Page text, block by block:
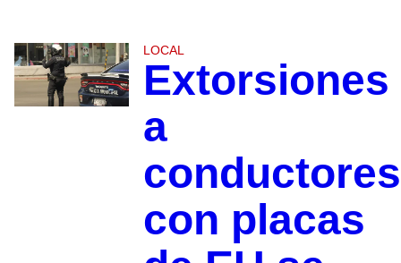
LOCAL
Extorsiones
a
conductores
con placas